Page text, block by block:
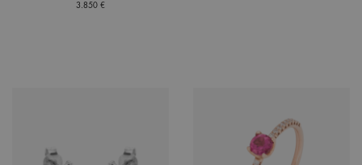
3.850 €